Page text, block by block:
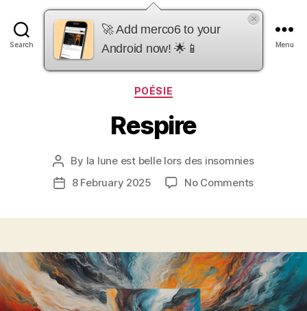
Search
merco6
Menu
Categories
POÉSIE
Respire
Post
author
By la lune est belle lors des insomnies
Post8 February 2025 No Commentson
🚀 Add merco6 to your
Android now! 🌟📱
×